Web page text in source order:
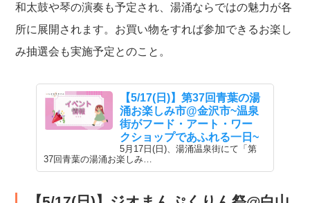
和太鼓や琴の演奏も予定され、湯涌ならではの魅力が各
所に展開されます。お買い物をすれば参加できるお楽し
み抽選会も実施予定とのこと。
【5/17(日)】第37回青葉の湯
涌お楽しみ市@金沢市~温泉
街がフード・アート・ワー
クショップであふれる一日~
5月17日(日)、湯涌温泉街にて「第
37回青葉の湯涌お楽しみ…